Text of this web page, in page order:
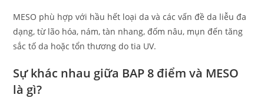
MESO phù hợp với hầu hết loại da và các vấn đề da liễu đa
dạng, từ lão hóa, nám, tàn nhang, đốm nâu, mụn đến tăng
sắc tố da hoặc tổn thương do tia UV.
Sự khác nhau giữa BAP 8 điểm và MESO
là gì?